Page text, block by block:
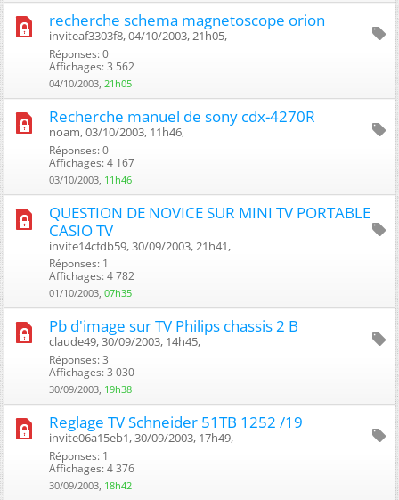
recherche schema magnetoscope orion
inviteaf3303f8, 04/10/2003, 21h05, ‎
Réponses: 0
Affichages: 3 562
04/10/2003, 21h05
Recherche manuel de sony cdx-4270R
noam, 03/10/2003, 11h46, ‎
Réponses: 0
Affichages: 4 167
03/10/2003, 11h46
QUESTION DE NOVICE SUR MINI TV PORTABLE
CASIO TV
invite14cfdb59, 30/09/2003, 21h41, ‎
Réponses: 1
Affichages: 4 782
01/10/2003, 07h35
Pb d'image sur TV Philips chassis 2 B
claude49, 30/09/2003, 14h45, ‎
Réponses: 3
Affichages: 3 030
30/09/2003, 19h38
Reglage TV Schneider 51TB 1252 /19
invite06a15eb1, 30/09/2003, 17h49, ‎
Réponses: 1
Affichages: 4 376
30/09/2003, 18h42